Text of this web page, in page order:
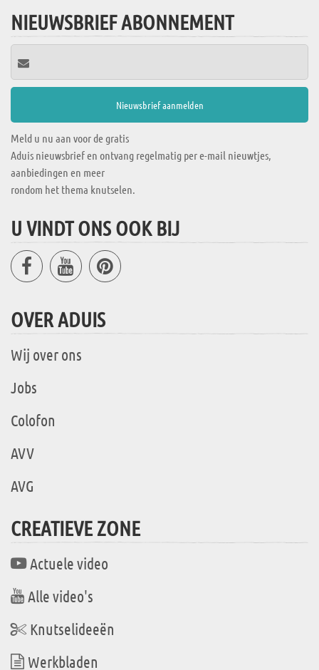
NIEUWSBRIEF ABONNEMENT
Meld u nu aan voor de gratis
Aduis nieuwsbrief en ontvang regelmatig per e-mail nieuwtjes,
aanbiedingen en meer
rondom het thema knutselen.
U VINDT ONS OOK BIJ
OVER ADUIS
Wij over ons
Jobs
Colofon
AVV
AVG
CREATIEVE ZONE
Actuele video
Alle video's
Knutselideeën
Werkbladen